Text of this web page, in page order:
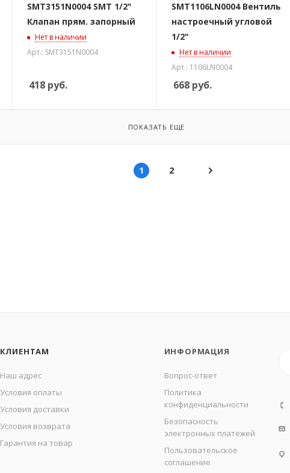
SMT3151N0004 SMT 1/2"
Клапан прям. запорный
Нет в наличии
Арт.: SMT3151N0004
418 руб.
SMT1106LN0004 Вентиль
настроечный угловой
1/2"
Нет в наличии
Арт.: 1106LN0004
668руб.
ПОКАЗАТЬ ЕЩЕ
1 2
КЛИЕНТАМ
Наш адрес
Условия оплаты
Условия доставки
Условия возврата
Гарантия на товар
ИНФОРМАЦИЯ
Вопрос-ответ
Политика
конфиденциальности
Безопасность
электронных платежей
Пользовательское
соглашение